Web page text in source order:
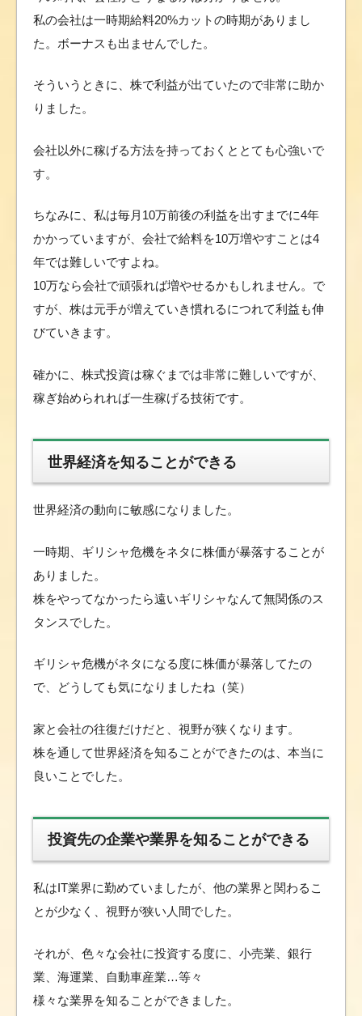
私の会社は一時期給料20%カットの時期がありまし
た。ボーナスも出ませんでした。
そういうときに、株で利益が出ていたので非常に助か
りました。
会社以外に稼げる方法を持っておくととても心強いで
す。
ちなみに、私は毎月10万前後の利益を出すまでに4年
かかっていますが、会社で給料を10万増やすことは4
年では難しいですよね。
10万なら会社で頑張れば増やせるかもしれません。で
すが、株は元手が増えていき慣れるにつれて利益も伸
びていきます。
確かに、株式投資は稼ぐまでは非常に難しいですが、
稼ぎ始められれば一生稼げる技術です。
世界経済を知ることができる
世界経済の動向に敏感になりました。
一時期、ギリシャ危機をネタに株価が暴落することが
ありました。
株をやってなかったら遠いギリシャなんて無関係のス
タンスでした。
ギリシャ危機がネタになる度に株価が暴落してたの
で、どうしても気になりましたね（笑）
家と会社の往復だけだと、視野が狭くなります。
株を通して世界経済を知ることができたのは、本当に
良いことでした。
投資先の企業や業界を知ることができる
私はIT業界に勤めていましたが、他の業界と関わるこ
とが少なく、視野が狭い人間でした。
それが、色々な会社に投資する度に、小売業、銀行
業、海運業、自動車産業…等々
様々な業界を知ることができました。